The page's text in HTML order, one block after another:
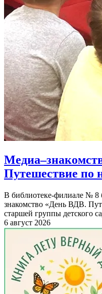
Путешествие по
В библиотеке-филиале № 8
знакомство «День ВДВ.
старшей группы детского
6 август 2026